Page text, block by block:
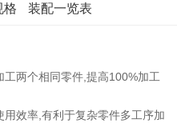
格 装配一览表
两个相同零件,提高100%加工
效率,有利于复杂零件多工序加